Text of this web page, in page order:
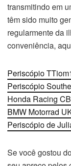
transmitindo em
têm sido muito
regularmente da
conveniência,
Periscópio
Periscópio
Honda Racing
BMW Motorrad
Periscópio de
Se você gostou